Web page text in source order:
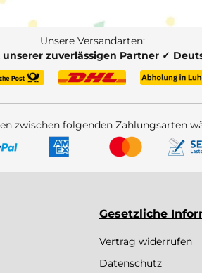
Unsere Versandarten:
zuverlässigen Partner ✓
zwischen folgenden Zahlungsarten
Gesetzliche
Vertrag widerrufen
Datenschutz